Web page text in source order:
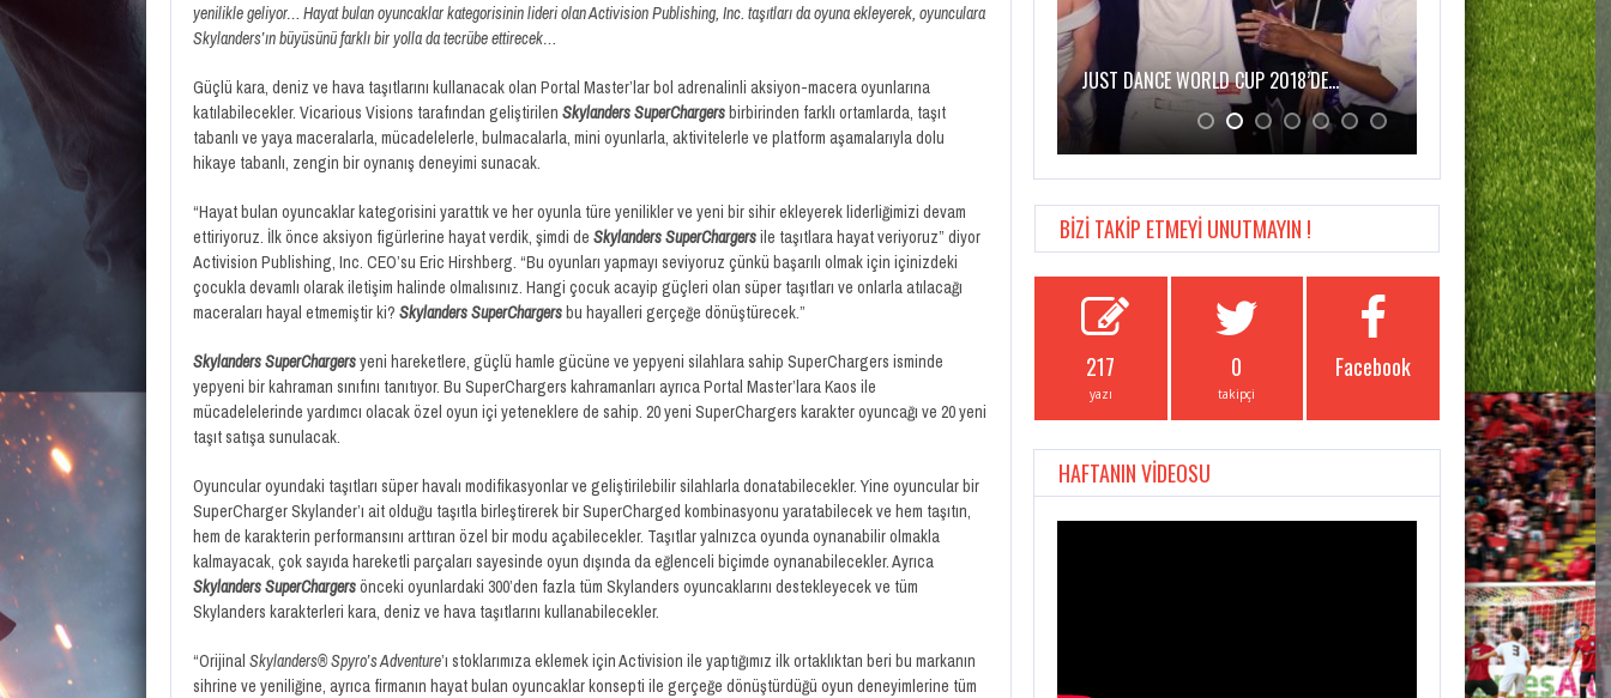
yenilikle geliyor… Hayat bulan oyuncaklar kategorisinin lideri olan Activision Publishing, Inc. taşıtları da oyuna ekleyerek, oyunculara
Skylanders’ın büyüsünü farklı bir yolla da tecrübe ettirecek…
Güçlü kara, deniz ve hava taşıtlarını kullanacak olan Portal Master’lar bol adrenalinli aksiyon-macera oyunlarına
katılabilecekler. Vicarious Visions tarafından geliştirilen Skylanders SuperChargersbirbirinden farklı ortamlarda, taşıt
tabanlı ve yaya maceralarla, mücadelelerle, bulmacalarla, mini oyunlarla, aktivitelerle ve platform aşamalarıyla dolu
hikaye tabanlı, zengin bir oynanış deneyimi sunacak.
“Hayat bulan oyuncaklar kategorisini yarattık ve her oyunla türe yenilikler ve yeni bir sihir ekleyerek liderliğimizi devam
ettiriyoruz. İlk önce aksiyon figürlerine hayat verdik, şimdi de Skylanders SuperChargersile taşıtlara hayat veriyoruz” diyor
Activision Publishing, Inc. CEO’su Eric Hirshberg. “Bu oyunları yapmayı seviyoruz çünkü başarılı olmak için içinizdeki
çocukla devamlı olarak iletişim halinde olmalısınız. Hangi çocuk acayip güçleri olan süper taşıtları ve onlarla atılacağı
maceraları hayal etmemiştir ki? Skylanders SuperChargersbu hayalleri gerçeğe dönüştürecek.”
Skylanders SuperChargersyeni hareketlere, güçlü hamle gücüne ve yepyeni silahlara sahip SuperChargers isminde
yepyeni bir kahraman sınıfını tanıtıyor. Bu SuperChargers kahramanları ayrıca Portal Master’lara Kaos ile
mücadelelerinde yardımcı olacak özel oyun içi yeteneklere de sahip. 20 yeni SuperChargers karakter oyuncağı ve 20 yeni
taşıt satışa sunulacak.
Oyuncular oyundaki taşıtları süper havalı modifikasyonlar ve geliştirilebilir silahlarla donatabilecekler. Yine oyuncular bir
SuperCharger Skylander’ı ait olduğu taşıtla birleştirerek bir SuperCharged kombinasyonu yaratabilecek ve hem taşıtın,
hem de karakterin performansını arttıran özel bir modu açabilecekler. Taşıtlar yalnızca oyunda oynanabilir olmakla
kalmayacak, çok sayıda hareketli parçaları sayesinde oyun dışında da eğlenceli biçimde oynanabilecekler. Ayrıca
Skylanders SuperChargersönceki oyunlardaki 300’den fazla tüm Skylanders oyuncaklarını destekleyecek ve tüm
Skylanders karakterleri kara, deniz ve hava taşıtlarını kullanabilecekler.
“Orijinal Skylanders® Spyro’s Adventure’ı stoklarımıza eklemek için Activision ile yaptığımız ilk ortaklıktan beri bu markanın
sihrine ve yeniliğine, ayrıca firmanın hayat bulan oyuncaklar konsepti ile gerçeğe dönüştürdüğü oyun deneyimlerine tüm
OVERWATCH ANNIVERSARY KUTLAMALARI 22
MAYIS’TA…
JUST DANCE WORLD CUP 2018’DE…
MASSIVE
BİZİ TAKİP ETMEYİ UNUTMAYIN !
217
yazı
0
takipçi
Facebook
HAFTANIN VİDEOSU